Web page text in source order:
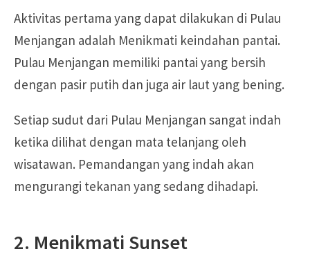
Aktivitas pertama yang dapat dilakukan di Pulau
Menjangan adalah Menikmati keindahan pantai.
Pulau Menjangan memiliki pantai yang bersih
dengan pasir putih dan juga air laut yang bening.
Setiap sudut dari Pulau Menjangan sangat indah
ketika dilihat dengan mata telanjang oleh
wisatawan. Pemandangan yang indah akan
mengurangi tekanan yang sedang dihadapi.
2. Menikmati Sunset